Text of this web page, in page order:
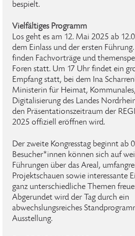
bespielt.
Vielfältiges Programm
Los geht es am 12. Mai 2025 ab
dem Einlass und der ersten
finden Fachvorträge und
Foren statt. Um 17 Uhr findet ein
Empfang statt, bei dem Ina
Ministerin für Heimat,
Digitalisierung des Landes
den Präsentationszeitraum der
2025 offiziell eröffnen wird.
Der zweite Kongresstag beginnt ab
Besucher*innen können sich auf
Führungen über das Areal,
Projektschauen sowie interessante
ganz unterschiedliche Themen
Abgerundet wird der Tag durch ein
abwechslungsreiches
Ausstellung.